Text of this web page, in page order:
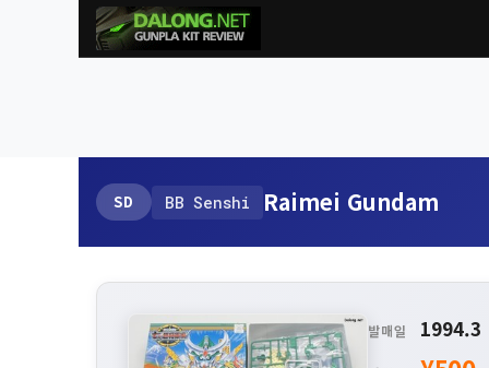
SD BB Senshi Raimei Gundam
발매일 1994.3